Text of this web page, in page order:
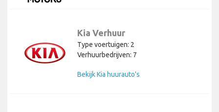
Kia Verhuur
Type voertuigen: 2
Verhuurbedrijven: 7
Bekijk Kia huurauto's